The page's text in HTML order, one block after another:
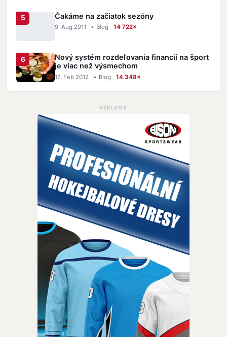
Čakáme na začiatok sezóny
9. Aug 2011 • Blog 14 722×
Nový systém rozdeľovania financií na šport
je viac než výsmechom
17. Feb 2012 • Blog 14 348×
REKLAMA